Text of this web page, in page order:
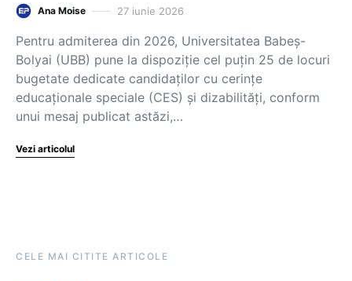
Ana Moise 27 iunie 2026
Pentru admiterea din 2026, Universitatea Babeș-
Bolyai (UBB) pune la dispoziție cel puțin 25 de locuri
bugetate dedicate candidaților cu cerințe
educaționale speciale (CES) și dizabilități, conform
unui mesaj publicat astăzi,…
Vezi articolul
CELE MAI CITITE ARTICOLE